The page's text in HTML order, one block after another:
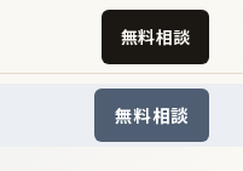
無料相談
無料相談